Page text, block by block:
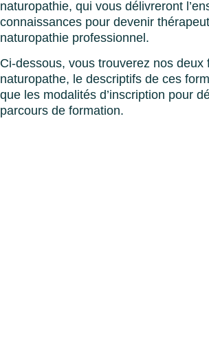
naturopathie, qui vous délivreront
connaissances pour devenir
naturopathie professionnel.
Ci-dessous, vous trouverez nos deux
naturopathe, le descriptifs de ces
que les modalités d’inscription pour
parcours de formation.